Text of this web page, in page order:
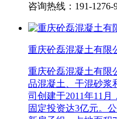
咨询热线：191-1276-
重庆砼磊混凝土有限
重庆砼磊混凝土有限
品混凝土、干混砂浆
司创建于2011年11
固定投资达3亿元。